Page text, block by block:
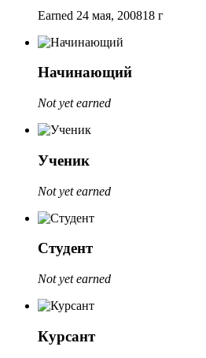
Earned 24 мая, 200818 г
Начинающий
Not yet earned
Ученик
Not yet earned
Студент
Not yet earned
Курсант